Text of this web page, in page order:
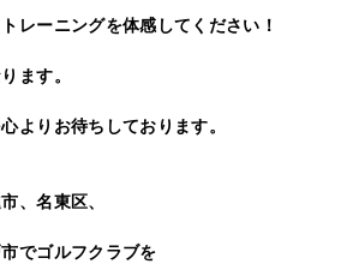
レーニングを体感してください！
ます。
よりお待ちしております。
、名東区、
でゴルフクラブを